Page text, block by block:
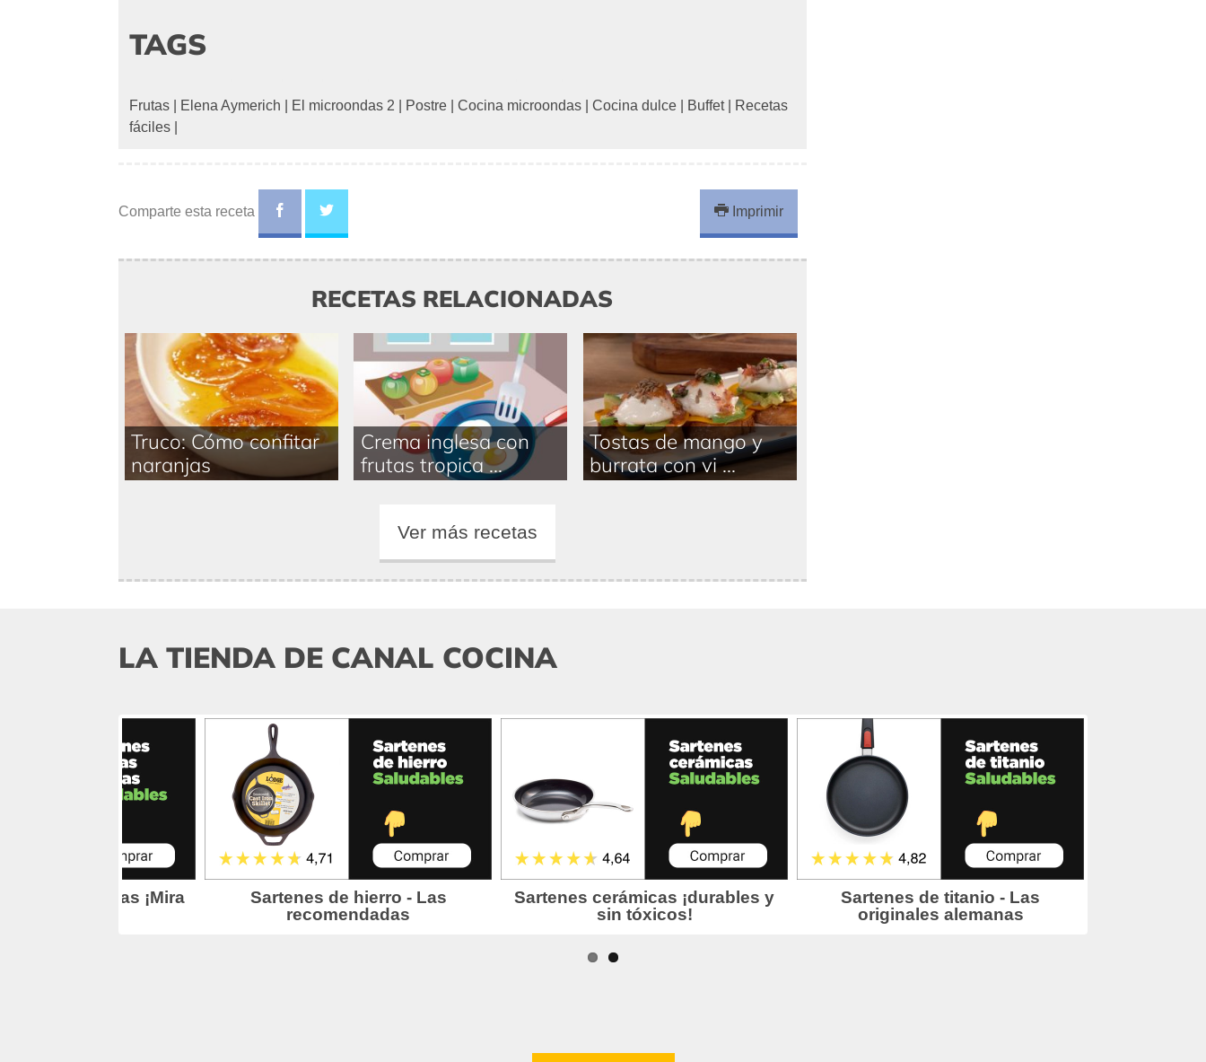
TAGS
Frutas Elena Aymerich El microondas 2 Postre Cocina microondas Cocina dulce Buffet|
Recetas
fáciles
Comparte esta receta Imprimir
RECETAS RELACIONADAS
Truco: Cómo confitar
naranjas
Crema inglesa con
frutas tropica ...
Tostas de mango y
burrata con vi ...
Ver más recetas
LA TIENDA DE CANAL COCINA